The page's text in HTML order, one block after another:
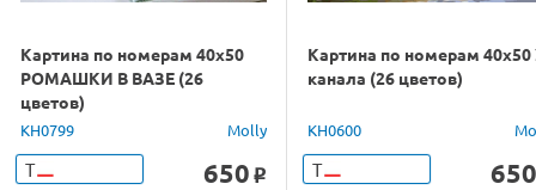
Картина по номерам 40х50
РОМАШКИ В ВАЗЕ (26
цветов)
KH0799 Molly
Т 650 o
Картина по номерам 40х50
канала (26 цветов)
KH0600
Т 650